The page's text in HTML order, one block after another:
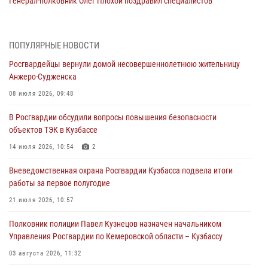
07 августа 2026, 05:32
С 1 сентября 2026 года вступает в силу новый федеральный закон о
частной охранной деятельности
06 августа 2026, 10:19
Росгвардейцы задержали предполагаемого виновника причинения
ножевого ранения кемеровчанину
06 августа 2026, 09:18
Росгвардейцы задержали мужчину, повредившего имущество
горожанки
06 августа 2026, 08:17
Росгвардейцы пресекли противоправные действия и защитили
новокузнечанку от агрессивного знакомого
06 августа 2026, 07:16
ПОПУЛЯРНЫЕ НОВОСТИ
Росгвардейцы вернули домой несовершеннолетнюю жительницу
Анжеро-Судженска
08 июля 2026, 09:48
В Росгвардии обсудили вопросы повышения безопасности
объектов ТЭК в Кузбассе
14 июля 2026, 10:54 2
Вневедомственная охрана Росгвардии Кузбасса подвела итоги
работы за первое полугодие
21 июля 2026, 10:57
Полковник полиции Павел Кузнецов назначен начальником
Управления Росгвардии по Кемеровской области – Кузбассу
03 августа 2026, 11:32